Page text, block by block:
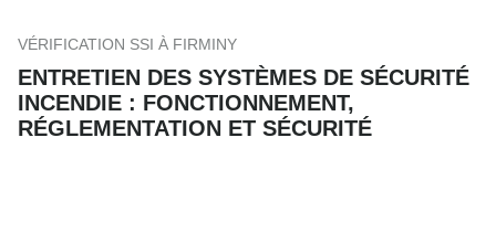
VÉRIFICATION SSI À FIRMINY
ENTRETIEN DES SYSTÈMES DE SÉCURITÉ
INCENDIE : FONCTIONNEMENT,
RÉGLEMENTATION ET SÉCURITÉ